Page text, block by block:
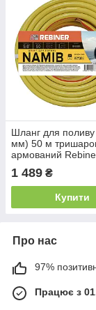
Шланг для
мм) 50 м
армований
1 489 ₴
Купити
Про нас
97%
Працює з